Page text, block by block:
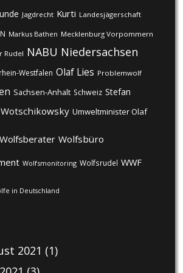
Jagdrecht Kurti Landesjägerschaft
Markus Bathen Mecklenburg Vorpommern
Rudel NABU Niedersachsen
Westfalen Olaf Lies Problemwolf
Sachsen-Anhalt Schweiz Stefan
Umweltminister Olaf
Wolfsberater Wolfsbüro
Wolfsmonitoring Wolfsrudel WWF
in Deutschland
2021 (1)